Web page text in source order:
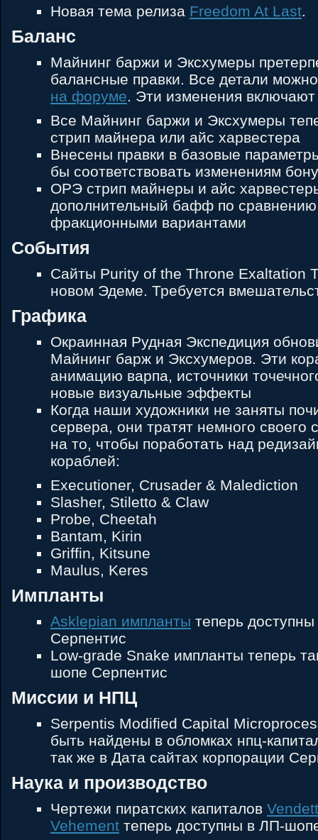
Новая тема релиза Freedom At Last
Баланс
Майнинг баржи и Эксхумеры
балансные правки. Все детали
на форуме . Эти изменения
Все Майнинг баржи и Эксхумеры
стрип майнера или айс харвестера
Внесены правки в базовые
бы соответствовать изменениям
ОРЭ стрип майнеры и айс
дополнительный бафф по
фракционными вариантами
События
Сайты Purity of the Throne Exaltation
новом Эдеме. Требуется
Графика
Окраинная Рудная Экспедиция
Майнинг барж и Эксхумеров. Эти
анимацию варпа, источники
новые визуальные эффекты
Когда наши художники не заняты
сервера, они тратят немного своего
на то, чтобы поработать над
кораблей:
Executioner, Crusader & Malediction
Slasher, Stiletto & Claw
Probe, Cheetah
Bantam, Kirin
Griffin, Kitsune
Maulus, Keres
Импланты
Asklepian импланты теперь
Серпентис
Low-grade Snake импланты теперь
шопе Серпентис
Миссии и НПЦ
Serpentis Modified Capital
быть найдены в обломках нпц-
так же в Дата сайтах корпорации
Наука и производство
Чертежи пиратских капиталов
Vehement теперь доступны в ЛП-